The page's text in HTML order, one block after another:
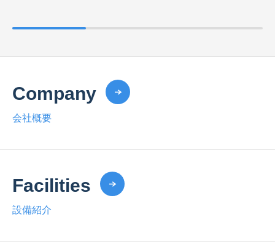
Company
会社概要
Facilities
設備紹介